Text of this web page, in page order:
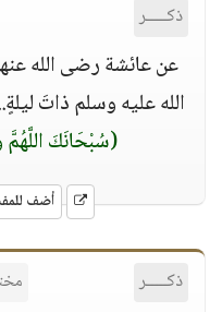
ذكـــــر
عن عائشة رضى الله
الله عليه وسلم ذاتَ
(سُبْحَانَكَ اللَّهُمَّ
أضف
ذكـــــر مختصر